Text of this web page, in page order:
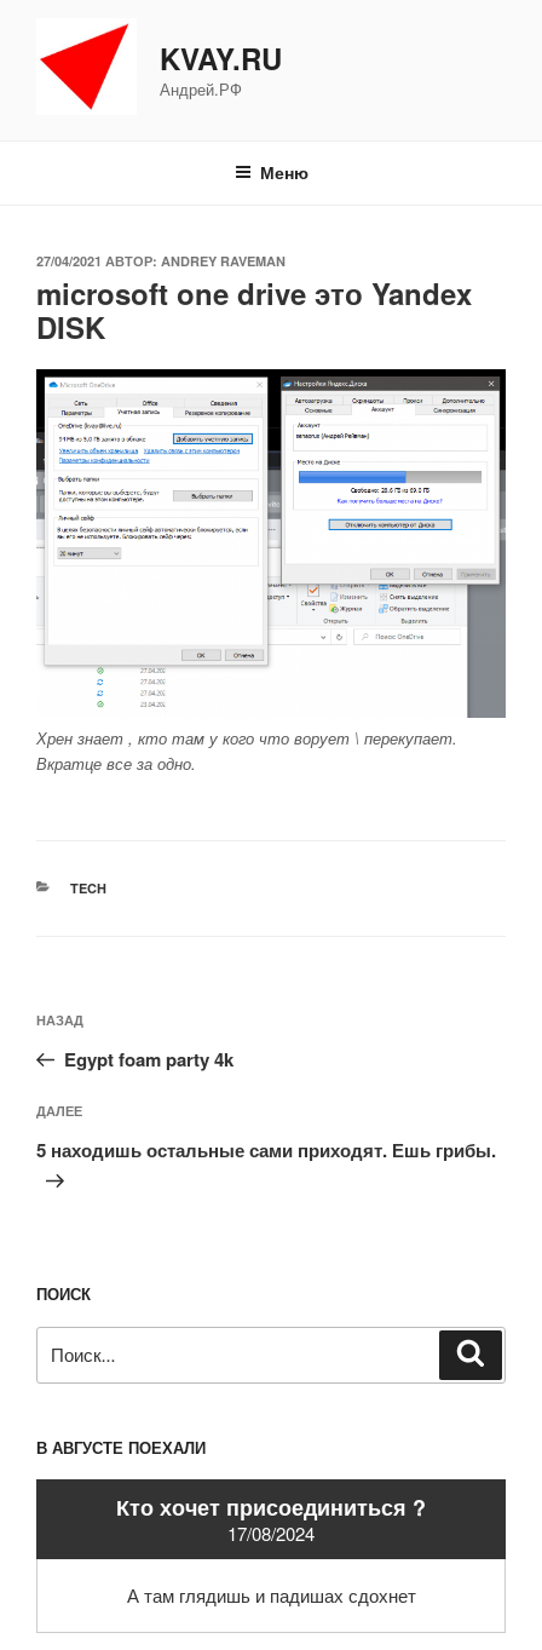
содержимому
KVAY.RU
Андрей.РФ
Меню
ОПУБЛИКОВАНО
27/04/2021 АВТОР: ANDREY RAVEMAN
microsoft one drive это Yandex
DISK
Хрен знает , кто там у кого что ворует \ перекупает.
Вкратце все за одно.
РУБРИКИ
TECH
по
записям
Предыдущая
запись:
НАЗАД
Egypt foam party 4k
Следующая
запись
ДАЛЕЕ
5 находишь остальные сами приходят. Ешь грибы.
ПОИСК
В АВГУСТЕ ПОЕХАЛИ
Кто хочет присоединиться ?
17/08/2024
А там глядишь и падишах сдохнет